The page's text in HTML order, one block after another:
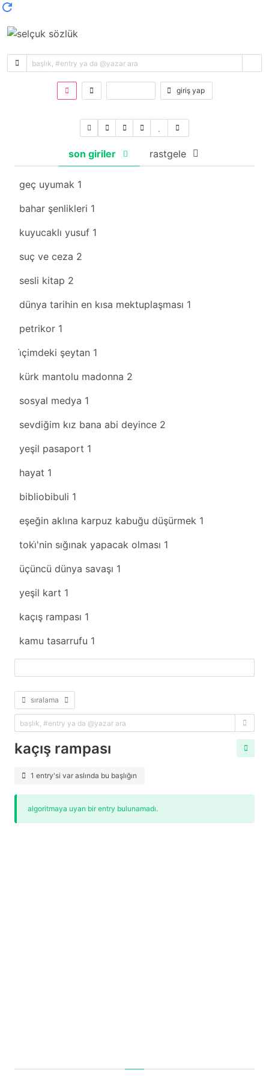
giriş yap
son giriler rastgele
geç uyumak 1
bahar şenlikleri 1
kuyucaklı yusuf 1
suç ve ceza 2
sesli kitap 2
dünya tarihin en kısa mektuplaşması 1
petrikor 1
i̇çimdeki şeytan 1
kürk mantolu madonna 2
sosyal medya 1
sevdiğim kız bana abi deyince 2
yeşil pasaport 1
hayat 1
bibliobibuli 1
eşeğin aklına karpuz kabuğu düşürmek 1
toki̇'nin sığınak yapacak olması 1
üçüncü dünya savaşı 1
yeşil kart 1
kaçış rampası 1
kamu tasarrufu 1
sıralama
kaçış rampası
1 entry'si var aslında bu başlığın
algoritmaya uyan bir entry bulunamadı.